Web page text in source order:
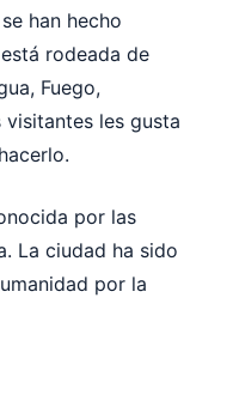
han hecho
rodeada de
Fuego,
les gusta
por las
La ciudad ha sido
por la